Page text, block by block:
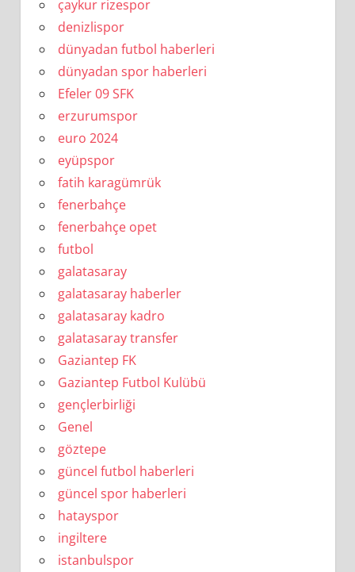
çaykur rizespor
denizlispor
dünyadan futbol haberleri
dünyadan spor haberleri
Efeler 09 SFK
erzurumspor
euro 2024
eyüpspor
fatih karagümrük
fenerbahçe
fenerbahçe opet
futbol
galatasaray
galatasaray haberler
galatasaray kadro
galatasaray transfer
Gaziantep FK
Gaziantep Futbol Kulübü
gençlerbirliği
Genel
göztepe
güncel futbol haberleri
güncel spor haberleri
hatayspor
ingiltere
istanbulspor